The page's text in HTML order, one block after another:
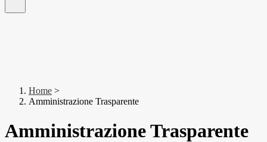
Home >
Amministrazione Trasparente
Amministrazione Trasparente